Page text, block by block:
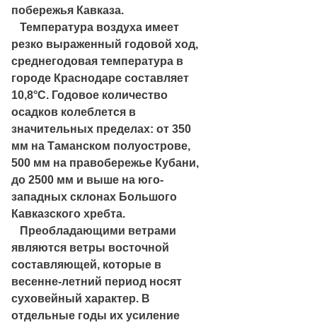
побережья Кавказа.
Температура воздуха имеет
резко выраженный годовой ход,
среднегодовая температура в
городе Краснодаре составляет
10,8°С. Годовое количество
осадков колеблется в
значительных пределах: от 350
мм на Таманском полуострове,
500 мм на правобережье Кубани,
до 2500 мм и выше на юго-
западных склонах Большого
Кавказского хребта.
Преобладающими ветрами
являются ветры восточной
составляющей, которые в
весенне-летний период носят
суховейный характер. В
отдельные годы их усиление